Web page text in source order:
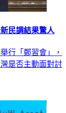
民調結果驚人
行「鄭習會」，
是否主動面對討